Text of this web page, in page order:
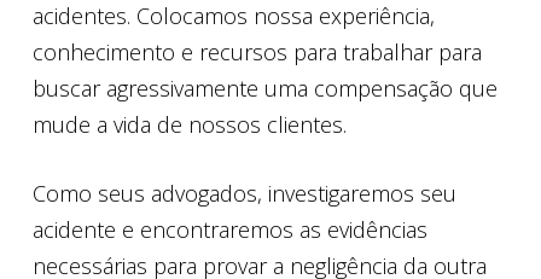
acidentes. Colocamos nossa experiência,
conhecimento e recursos para trabalhar para
buscar agressivamente uma compensação que
mude a vida de nossos clientes.
Como seus advogados, investigaremos seu
acidente e encontraremos as evidências
necessárias para provar a negligência da outra